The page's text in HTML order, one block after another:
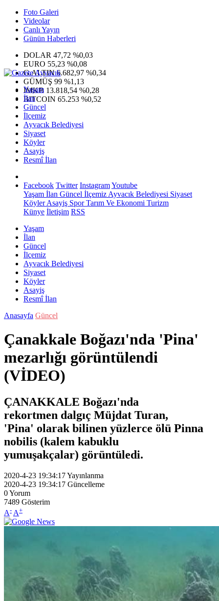
Foto Galeri
Videolar
Canlı Yayın
Günün Haberleri
DOLAR 47,72 %0,03
EURO 55,23 %0,08
G.ALTIN6.682,97 %0,34
GÜMÜŞ 99 %1,13
IMKB 13.818,54 %0,28
BITCOIN 65.253 %0,52
Yaşam
İlan
Güncel
İlçemiz
Ayvacık Belediyesi
Siyaset
Köyler
Asayiş
Resmî İlan
Facebook Twitter InstagramYoutube
Yaşam İlan Güncel İlçemiz Ayvacık Belediyesi Siyaset
KöylerAsayiş SporTarım Ve Ekonomi Turizm
Künye İletişim RSS
Yaşam
İlan
Güncel
İlçemiz
Ayvacık Belediyesi
Siyaset
Köyler
Asayiş
Resmî İlan
Anasayfa Güncel
Çanakkale Boğazı'nda 'Pina'
mezarlığı görüntülendi
(VİDEO)
ÇANAKKALE Boğazı'nda
rekortmen dalgıç Müjdat Turan,
'Pina' olarak bilinen yüzlerce ölü Pinna
nobilis (kalem kabuklu
yumuşakçalar) görüntüledi.
2020-4-23 19:34:17Yayınlanma
2020-4-23 19:34:17 Güncelleme
0Yorum
7489 Gösterim
A- A+